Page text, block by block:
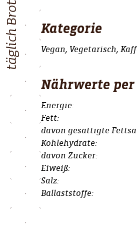
täglich Brot Kategorie
Vegan, Vegetarisch,
Nährwerte per
Energie:
Fett:
davon gesättigte
Kohlehydrate:
davon Zucker:
Eiweiß:
Salz:
Ballaststoffe: